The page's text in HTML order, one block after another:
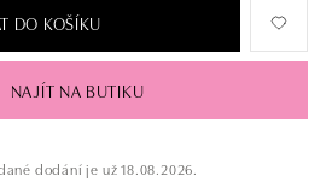
DO KOŠÍKU
NAJÍT NA BUTIKU
dodání je už 18.08.2026.